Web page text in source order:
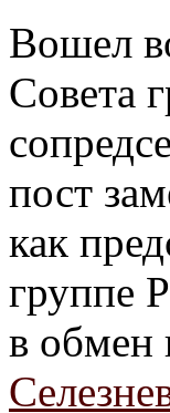
Вошел
Совета
пост
как
группе
в обмен